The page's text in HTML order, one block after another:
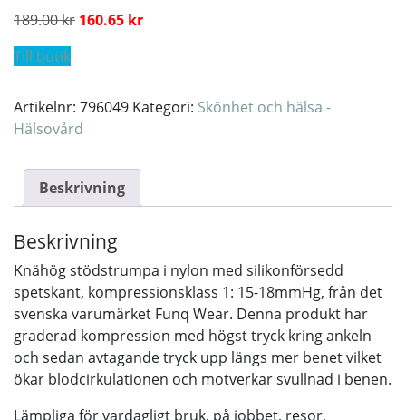
189.00kr Det ursprungliga priset var: 189.00 kr.
160.65 krDet nuvarande priset är: 160.65 kr.
Till butik
Artikelnr: 796049 Kategori: Skönhet och hälsa -
Hälsovård
Beskrivning
Beskrivning
Knähög stödstrumpa i nylon med silikonförsedd
spetskant, kompressionsklass 1: 15-18mmHg, från det
svenska varumärket Funq Wear. Denna produkt har
graderad kompression med högst tryck kring ankeln
och sedan avtagande tryck upp längs mer benet vilket
ökar blodcirkulationen och motverkar svullnad i benen.
Lämpliga för vardagligt bruk, på jobbet, resor,